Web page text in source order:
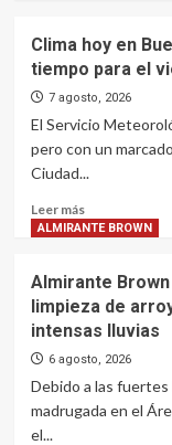
inmediaciones
del
Congreso
se
vayan
todos”:
el
viral
contra
Gobierno
tras
represión
en
Congreso
Clima hoy en
tiempo para el
7 agosto, 2026
El Servicio
pero con un
Ciudad...
Leer másRead
more
hoy
en
Buenos
Aires:
pronóstico
del
ALMIRANTE BROWN
Almirante
limpieza de
intensas lluvias
6 agosto, 2026
Debido a las
madrugada en el
el...